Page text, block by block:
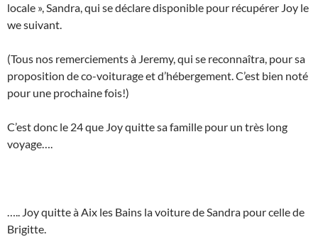
locale », Sandra, qui se déclare disponible pour récupérer Joy le
we suivant.
(Tous nos remerciements à Jeremy, qui se reconnaîtra, pour sa
proposition de co-voiturage et d’hébergement. C’est bien noté
pour une prochaine fois!)
C’est donc le 24 que Joy quitte sa famille pour un très long
voyage….
….. Joy quitte à Aix les Bains la voiture de Sandra pour celle de
Brigitte.